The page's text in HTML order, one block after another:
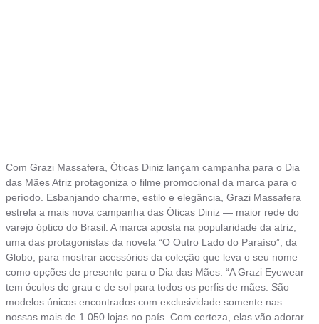
Com Grazi Massafera, Óticas Diniz lançam campanha para o Dia
das Mães Atriz protagoniza o filme promocional da marca para o
período. Esbanjando charme, estilo e elegância, Grazi Massafera
estrela a mais nova campanha das Óticas Diniz — maior rede do
varejo óptico do Brasil. A marca aposta na popularidade da atriz,
uma das protagonistas da novela “O Outro Lado do Paraíso”, da
Globo, para mostrar acessórios da coleção que leva o seu nome
como opções de presente para o Dia das Mães. “A Grazi Eyewear
tem óculos de grau e de sol para todos os perfis de mães. São
modelos únicos encontrados com exclusividade somente nas
nossas mais de 1.050 lojas no país. Com certeza, elas vão adorar